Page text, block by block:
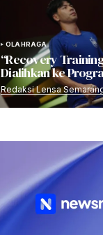
OLAHRAGA
“Recovery
Dialihkan ke
Redaksi Lensa